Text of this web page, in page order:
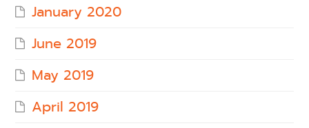
January 2020
June 2019
May 2019
April 2019